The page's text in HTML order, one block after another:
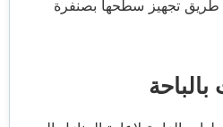
طريق تجهيز سطحها بصنفرة